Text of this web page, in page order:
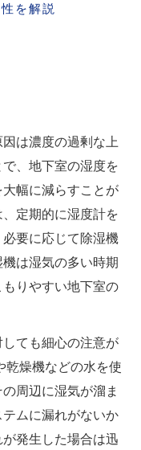
を解説
は濃度の過剰な上
、地下室の湿度を
幅に減らすことが
定期的に湿度計を
要に応じて除湿機
は湿気の多い時期
りやすい地下室の
ても細心の注意が
乾燥機などの水を使
周辺に湿気が溜ま
ムに漏れがないか
発生した場合は迅